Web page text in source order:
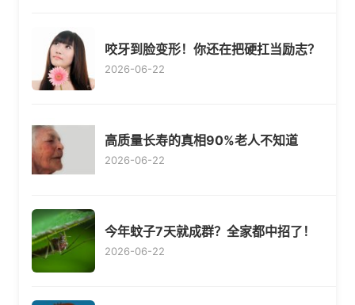
咬牙到脸变形！你还在把硬扛当励志？
2026-06-22
高质量长寿的真相90%老人不知道
2026-06-22
今年蚊子7天就成群？全家都中招了！
2026-06-22